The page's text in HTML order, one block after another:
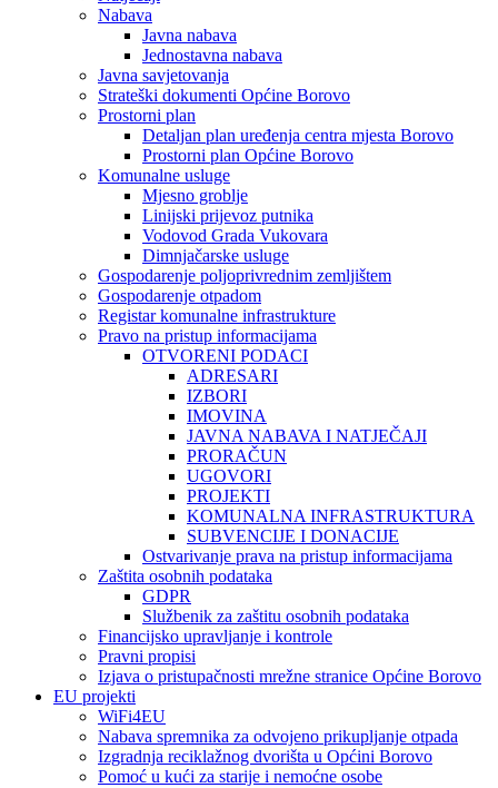
Nabava
Javna nabava
Jednostavna nabava
Javna savjetovanja
Strateški dokumenti Općine Borovo
Prostorni plan
Detaljan plan uređenja centra mjesta Borovo
Prostorni plan Općine Borovo
Komunalne usluge
Mjesno groblje
Linijski prijevoz putnika
Vodovod Grada Vukovara
Dimnjačarske usluge
Gospodarenje poljoprivrednim zemljištem
Gospodarenje otpadom
Registar komunalne infrastrukture
Pravo na pristup informacijama
OTVORENI PODACI
ADRESARI
IZBORI
IMOVINA
JAVNA NABAVA I NATJEČAJI
PRORAČUN
UGOVORI
PROJEKTI
KOMUNALNA INFRASTRUKTURA
SUBVENCIJE I DONACIJE
Ostvarivanje prava na pristup informacijama
Zaštita osobnih podataka
GDPR
Službenik za zaštitu osobnih podataka
Financijsko upravljanje i kontrole
Pravni propisi
Izjava o pristupačnosti mrežne stranice Općine Borovo
EU projekti
WiFi4EU
Nabava spremnika za odvojeno prikupljanje otpada
Izgradnja reciklažnog dvorišta u Općini Borovo
Pomoć u kući za starije i nemoćne osobe